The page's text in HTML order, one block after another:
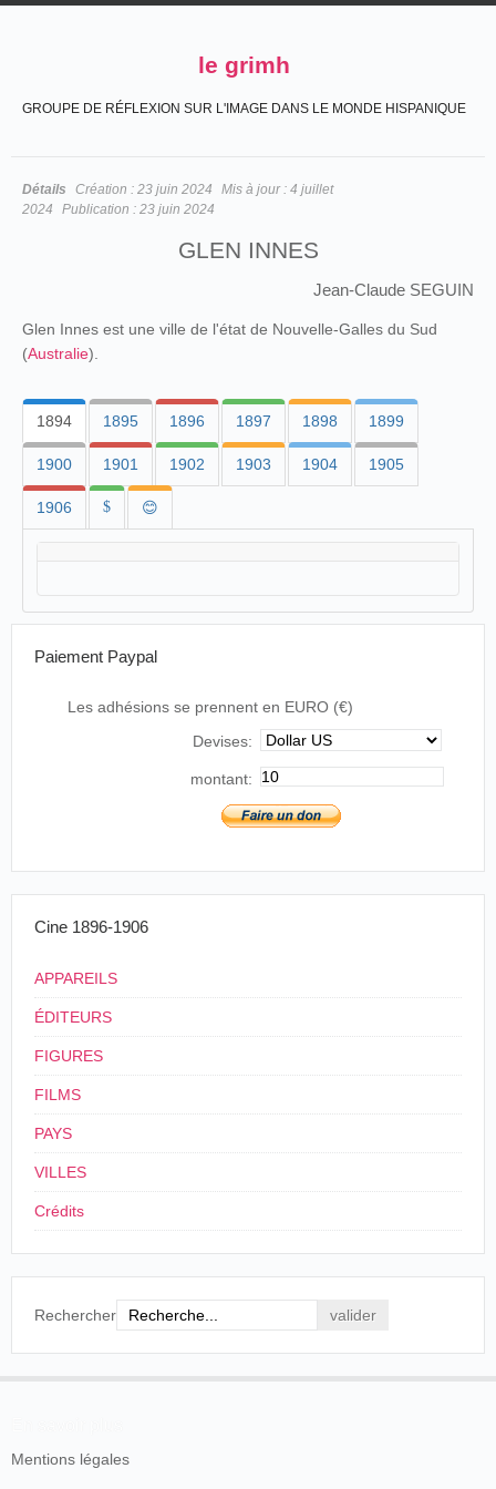
le grimh
GROUPE DE RÉFLEXION SUR L'IMAGE DANS LE MONDE HISPANIQUE
Détails Création : 23 juin 2024 Mis à jour : 4 juillet
2024
Publication : 23 juin 2024
GLEN INNES
Jean-Claude SEGUIN
Glen Innes est une ville de l'état de Nouvelle-Galles du Sud
(Australie).
1894 1895 1896 1897 1898 1899
1900 1901 1902 1903 1904 1905
1906 $ 😊
Paiement Paypal
Les adhésions se prennent en EURO (€)
Devises:
montant:
Cine 1896-1906
APPAREILS
ÉDITEURS
FIGURES
FILMS
PAYS
VILLES
Crédits
Rechercher
Mentions légales